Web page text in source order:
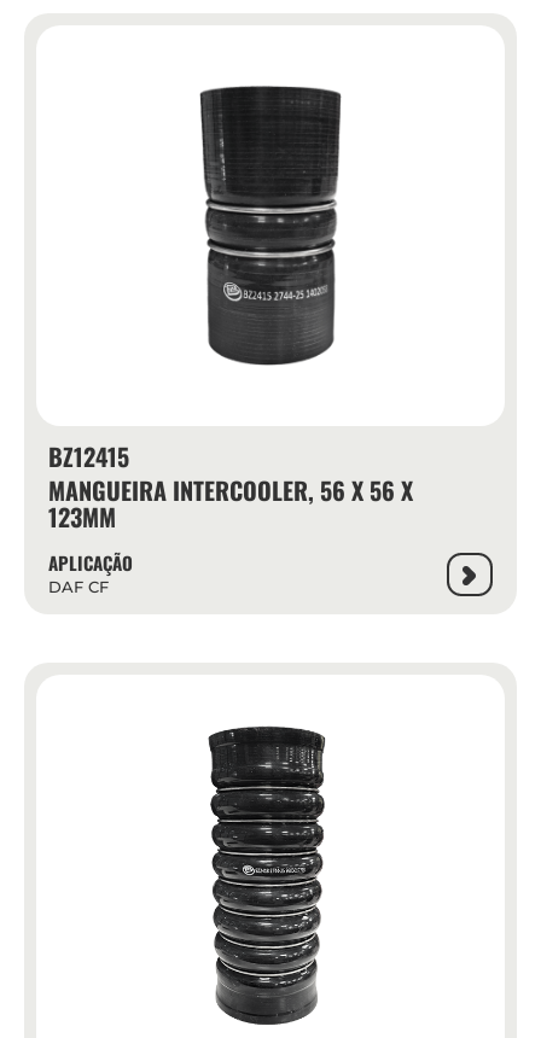
BZ12415
MANGUEIRA INTERCOOLER, 56 X 56 X
123MM
APLICAÇÃO
DAF CF